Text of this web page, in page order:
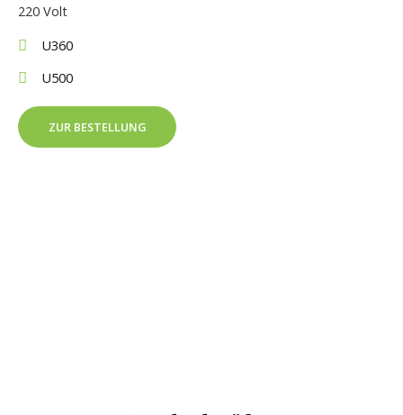
220 Volt
U360
U500
ZUR BESTELLUNG